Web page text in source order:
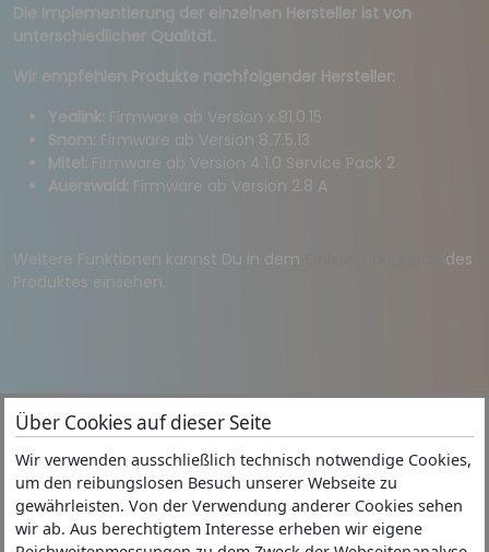
Die Implementierung der einzelnen Hersteller ist von
unterschiedlicher Qualität.
Wir empfehlen Produkte nachfolgender Hersteller:
Yealink: Firmware ab Version x.81.0.15
Snom: Firmware ab Version 8.7.5.13
Mitel: Firmware ab Version 4.1.0 Service Pack 2
Auerswald: Firmware ab Version 2.8 A
Weitere Funktionen kannst Du in dem
des
Produktes einsehen.
Ninja Partner
Impressum
Juggler
FAQ's
AGB
Über Cookies auf dieser Seite
Wir verwenden ausschließlich technisch notwendige Cookies,
um den reibungslosen Besuch unserer Webseite zu
gewährleisten. Von der Verwendung anderer Cookies sehen
wir ab. Aus berechtigtem Interesse erheben wir eigene